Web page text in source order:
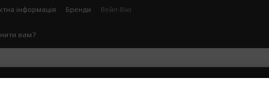
інформація Бренди Вейп-Вікі
вам?
сигарет